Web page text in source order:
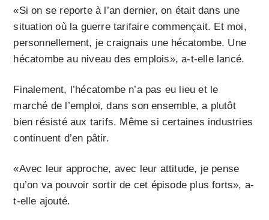
«Si on se reporte à l’an dernier, on était dans une
situation où la guerre tarifaire commençait. Et moi,
personnellement, je craignais une hécatombe. Une
hécatombe au niveau des emplois», a-t-elle lancé.
Finalement, l’hécatombe n’a pas eu lieu et le
marché de l’emploi, dans son ensemble, a plutôt
bien résisté aux tarifs. Même si certaines industries
continuent d’en pâtir.
«Avec leur approche, avec leur attitude, je pense
qu’on va pouvoir sortir de cet épisode plus forts», a-
t-elle ajouté.